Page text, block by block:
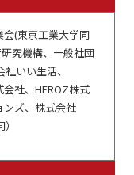
(東京工業大学同
究機構、一般社団
いい生活、
社、HEROZ株式
ズ、株式会社